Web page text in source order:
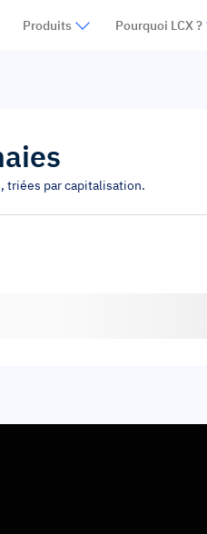
Produits Pourquoi LCX ?
triées par capitalisation.